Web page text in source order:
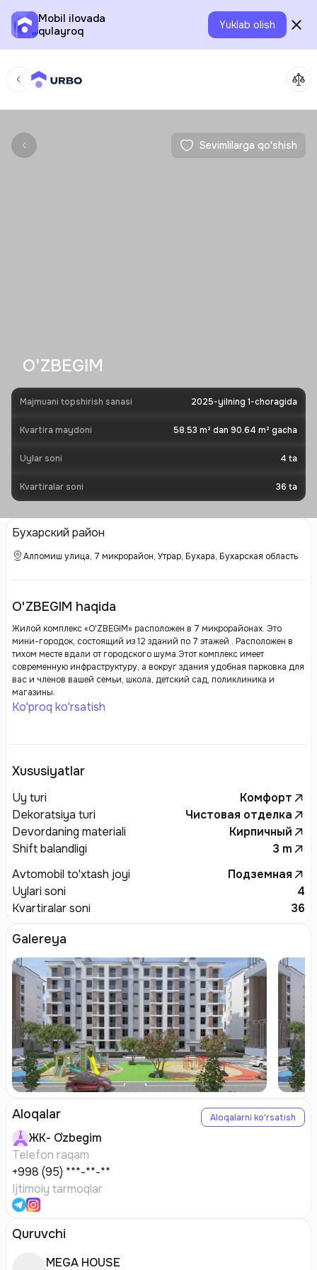
Mobil ilovada
qulayroq
Yuklab olish
Sevimlilarga qo'shish
O'ZBEGIM
Majmuani topshirish sanasi 2025-yilning 1-choragida
Kvartira maydoni 58.53 m² dan 90.64 m² gacha
Uylar soni 4 ta
Kvartiralar soni 36 ta
Бухарский район
Алпомиш улица, 7 микрорайон, Утрар, Бухара, Бухарская область
O'ZBEGIM haqida
Жилой комплекс «O'ZBEGIM» расположен в 7 микрорайонах. Это
мини-городок, состоящий из 12 зданий по 7 этажей . Расположен в
тихом месте вдали от городского шума.Этот комплекс имеет
современную инфраструктуру, а вокруг здания удобная парковка для
вас и членов вашей семьи, школа, детский сад, поликлиника и
магазины.
Ko'proq ko'rsatish
Xususiyatlar
Uy turi
Комфорт
Dekoratsiya turi
Чистовая отделка
Devordaning materiali
Кирпичный
Shift balandligi
3 m
Avtomobil to'xtash joyi
Подземная
Uylari soni
4
Kvartiralar soni
36
Galereya
Aloqalar Aloqalarni ko'rsatish
ЖК- O`zbegim
Telefon raqam
+998 (95) ***-**-**
Ijtimoiy tarmoqlar
Quruvchi
MEGA HOUSE